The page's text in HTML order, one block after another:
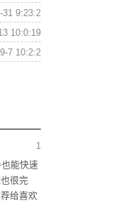
31 9:23:2
10:0:19
7 10:2:2
1
能快速
很完
给喜欢